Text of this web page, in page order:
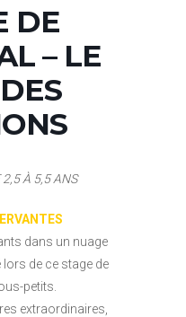
DE
– LE
2,5 À 5,5 ANS
dans un nuage
lors de ce stage de
petits.
extraordinaires,